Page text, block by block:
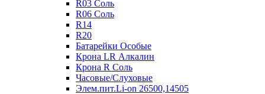
R03 Соль
R06 Соль
R14
R20
Батарейки Особые
Крона LR Алкалин
Крона R Соль
Часовые/Слуховые
Элем.пит.Li-on 26500,14505